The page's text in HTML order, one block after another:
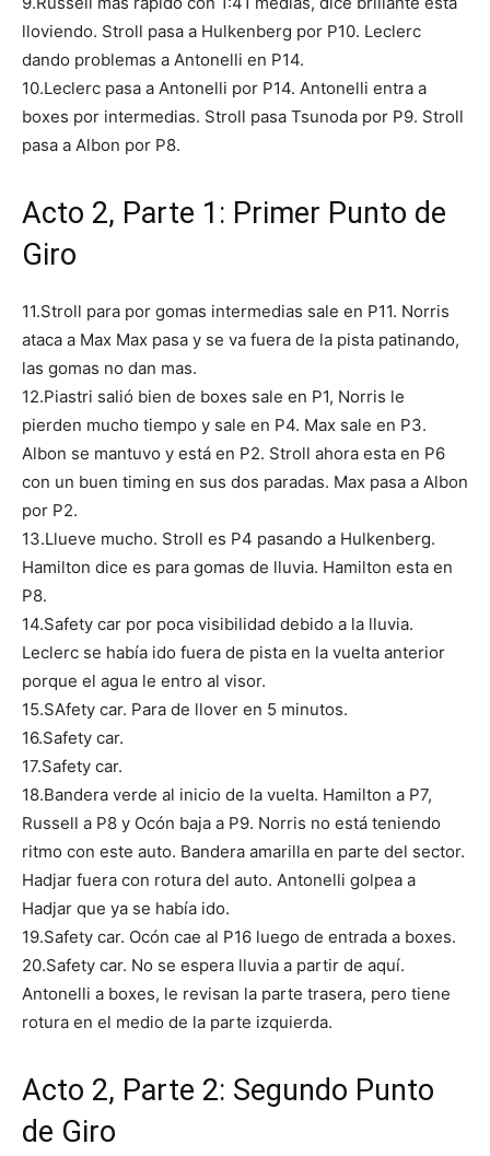
lloviendo. Stroll pasa a Hulkenberg por P10. Leclerc
dando problemas a Antonelli en P14.
10.Leclerc pasa a Antonelli por P14. Antonelli entra a
boxes por intermedias. Stroll pasa Tsunoda por P9. Stroll
pasa a Albon por P8.
Acto 2, Parte 1: Primer Punto de
Giro
11.Stroll para por gomas intermedias sale en P11. Norris
ataca a Max Max pasa y se va fuera de la pista patinando,
las gomas no dan mas.
12.Piastri salió bien de boxes sale en P1, Norris le
pierden mucho tiempo y sale en P4. Max sale en P3.
Albon se mantuvo y está en P2. Stroll ahora esta en P6
con un buen timing en sus dos paradas. Max pasa a Albon
por P2.
13.Llueve mucho. Stroll es P4 pasando a Hulkenberg.
Hamilton dice es para gomas de lluvia. Hamilton esta en
P8.
14.Safety car por poca visibilidad debido a la lluvia.
Leclerc se había ido fuera de pista en la vuelta anterior
porque el agua le entro al visor.
15.SAfety car. Para de llover en 5 minutos.
16.Safety car.
17.Safety car.
18.Bandera verde al inicio de la vuelta. Hamilton a P7,
Russell a P8 y Ocón baja a P9. Norris no está teniendo
ritmo con este auto. Bandera amarilla en parte del sector.
Hadjar fuera con rotura del auto. Antonelli golpea a
Hadjar que ya se había ido.
19.Safety car. Ocón cae al P16 luego de entrada a boxes.
20.Safety car. No se espera lluvia a partir de aquí.
Antonelli a boxes, le revisan la parte trasera, pero tiene
rotura en el medio de la parte izquierda.
Acto 2, Parte 2: Segundo Punto
de Giro